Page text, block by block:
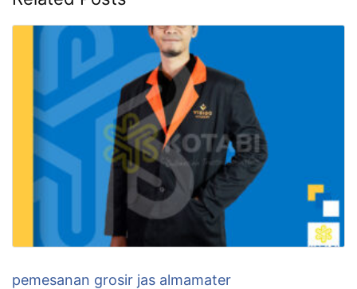
pemesanan grosir jas almamater